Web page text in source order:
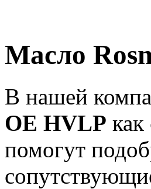
Масло
В нашей
OE HVLP
помогут